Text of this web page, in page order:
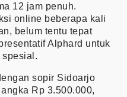
12 jam penuh.
online beberapa kali
belum tentu tepat
Alphard untuk
spesial.
sopir Sidoarjo
Rp 3.500.000,